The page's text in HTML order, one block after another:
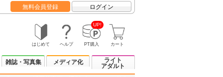
無料会員登録 ログイン
はじめて ヘルプ
UP!
PT購入 カート
雑誌・写真集 メディア化
ライト
アダルト